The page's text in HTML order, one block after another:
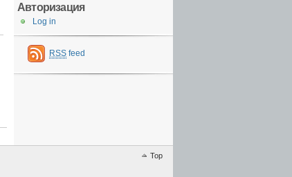
Авторизация
Log in
RSS feed
Top